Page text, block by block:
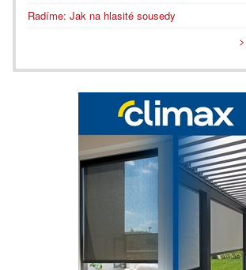
Radíme: Jak na hlasité sousedy